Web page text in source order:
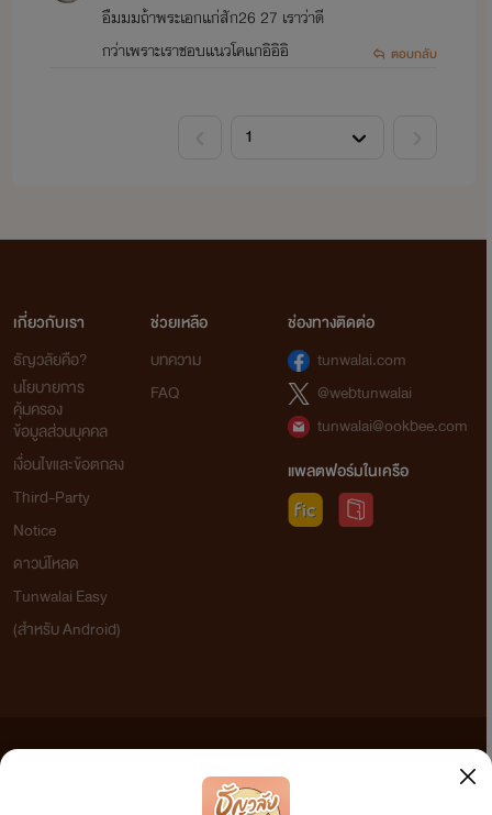
ปรับปรุงในอนาคตจ้า
อืมมมถ้าพระเอกแก่สัก26 27 เราว่าดี
กว่าเพราะเราชอบแนวโคแกอิอิอิ
ตอบกลับ
เกี่ยวกับเรา
ธัญวลัยคือ?
นโยบายการ
คุ้มครอง
ข้อมูลส่วนบุคคล
เงื่อนไขและข้อตกลง
Third-Party
Notice
ดาวน์โหลด
Tunwalai Easy
(สำหรับ Android)
ช่วยเหลือ
บทความ
FAQ
ช่องทางติดต่อ
tunwalai.com
@webtunwalai
tunwalai@ookbee.com
แพลตฟอร์มในเครือ
เว็บไซต์แห่งนี้ไม่ได้เห็นด้วยและไม่ขอรับผิดชอบต่อข้อความใดๆ ทั้งสิ้น ดังนั้นผู้อ่านทุกท่านโปรดใช้
วิจารณญาณในการกลั่นกรองด้วยตนเอง และหากท่านพบข้อความใดๆ ที่ขัดต่อกฎหมายและศีลธรรม